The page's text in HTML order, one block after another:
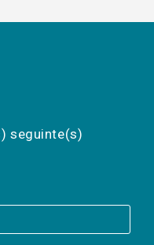
seguinte(s)